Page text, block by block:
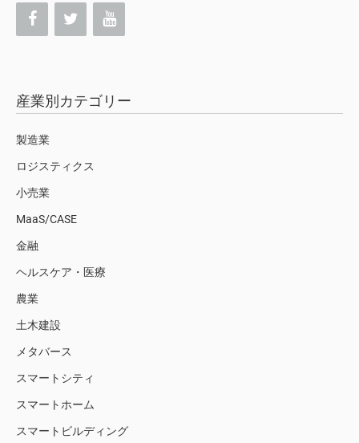
産業別カテゴリー
製造業
ロジスティクス
小売業
MaaS/CASE
金融
ヘルスケア・医療
農業
土木建設
メタバース
スマートシティ
スマートホーム
スマートビルディング